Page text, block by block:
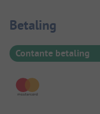
Betaling
Contante betaling